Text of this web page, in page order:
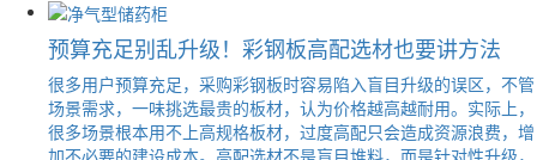
预算充足别乱升级！彩钢板高配选材也要讲方法
很多用户预算充足，采购彩钢板时容易陷入盲目升级的误区，不管
场景需求，一味挑选最贵的板材，认为价格越高越耐用。实际上，
很多场景根本用不上高规格板材，过度高配只会造成资源浪费，增